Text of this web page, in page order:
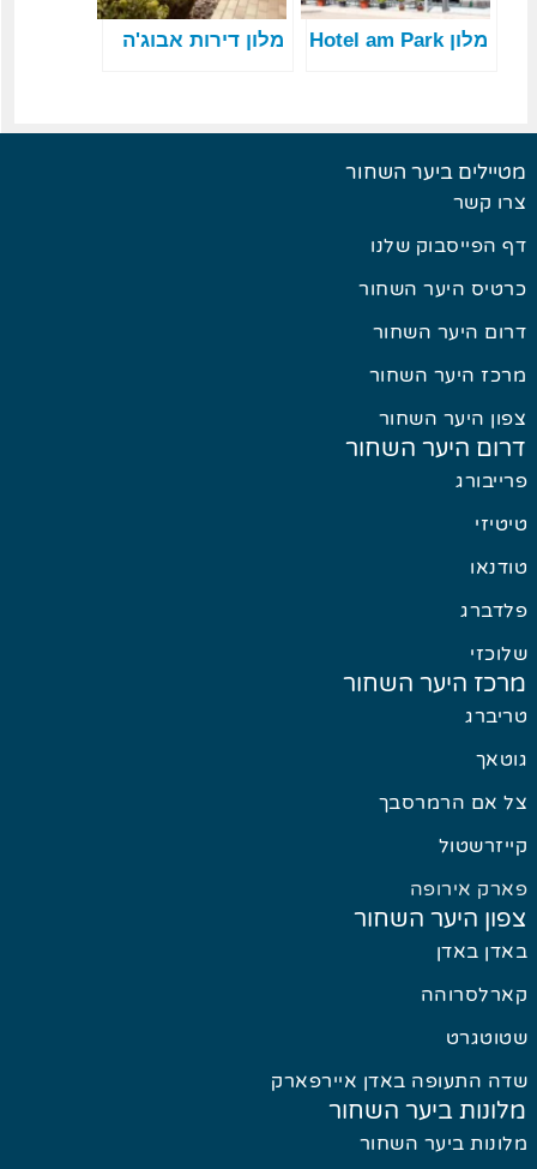
מלון Hotel am Park מלון דירות אבוג'ה
מטיילים ביער השחור
צרו קשר
דף הפייסבוק שלנו
כרטיס היער השחור
דרום היער השחור
מרכז היער השחור
צפון היער השחור
דרום היער השחור
פרייבורג
טיטיזי
טודנאו
פלדברג
שלוכזי
מרכז היער השחור
טריברג
גוטאך
צל אם הרמרסבך
קייזרשטול
פארק אירופה
צפון היער השחור
באדן באדן
קארלסרוהה
שטוטגרט
שדה התעופה באדן איירפארק
מלונות ביער השחור
מלונות ביער השחור